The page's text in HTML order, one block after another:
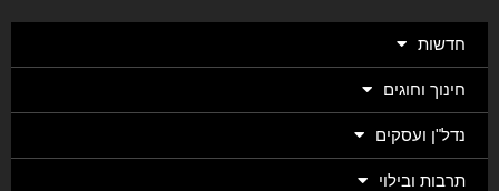
חדשות
חינוך וחוגים
נדל"ן ועסקים
תרבות ובילוי